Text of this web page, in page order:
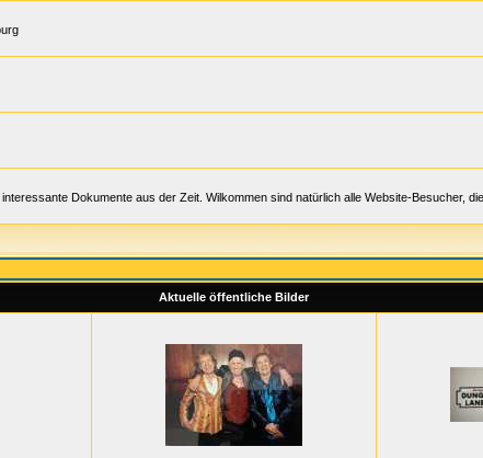
Dokumente aus der Zeit. Wilkommen sind natürlich alle Website-Besucher,
Aktuelle öffentliche Bilder